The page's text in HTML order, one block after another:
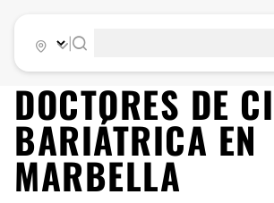
DOCTORES DE
BARIÁTRICA EN
MARBELLA